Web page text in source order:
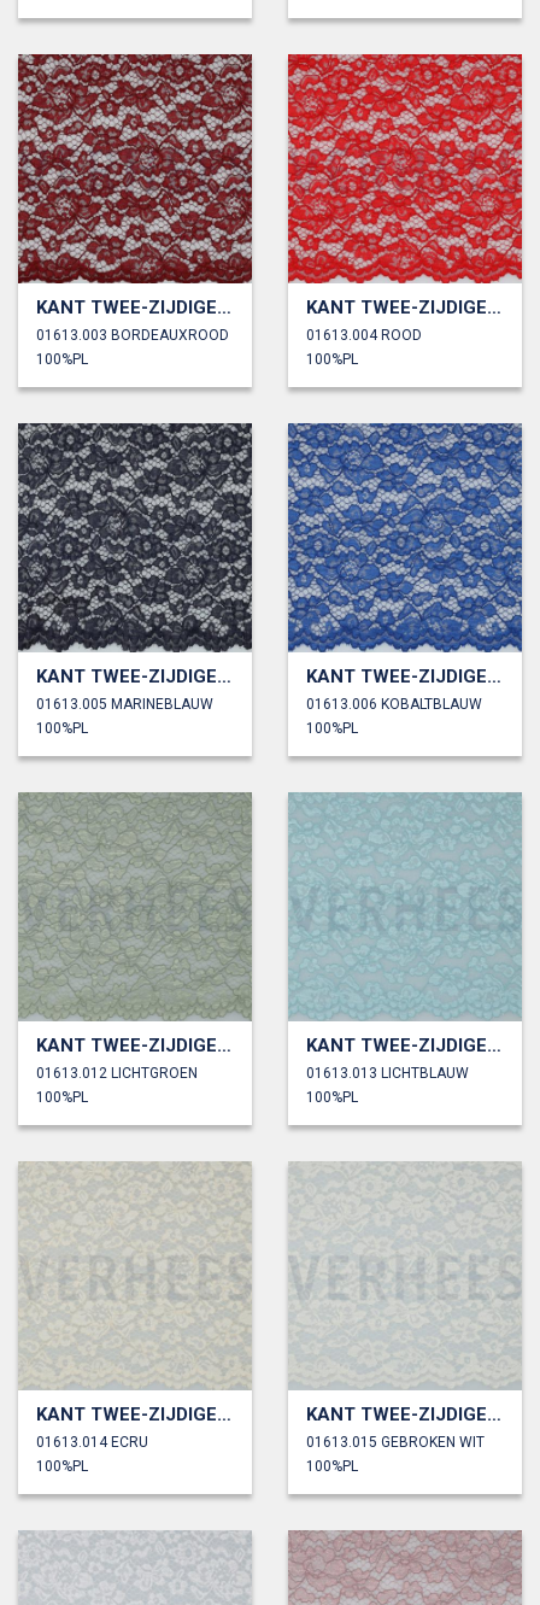
KANT TWEE-ZIJDIGE GOLFRAND
01613.003 BORDEAUXROOD
100%PL
KANT TWEE-ZIJDIGE GOLFRAND
01613.004 ROOD
100%PL
KANT TWEE-ZIJDIGE GOLFRAND
01613.005 MARINEBLAUW
100%PL
KANT TWEE-ZIJDIGE GOLFRAND
01613.006 KOBALTBLAUW
100%PL
KANT TWEE-ZIJDIGE GOLFRAND
01613.012 LICHTGROEN
100%PL
KANT TWEE-ZIJDIGE GOLFRAND
01613.013 LICHTBLAUW
100%PL
KANT TWEE-ZIJDIGE GOLFRAND
01613.014 ECRU
100%PL
KANT TWEE-ZIJDIGE GOLFRAND
01613.015 GEBROKEN WIT
100%PL